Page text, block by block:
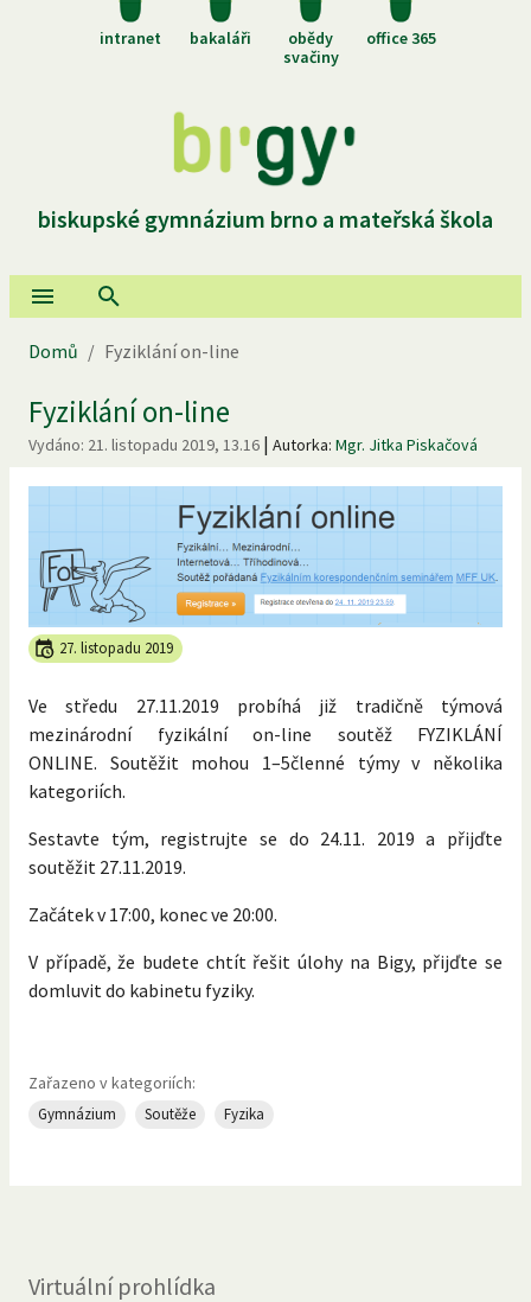
intranet bakaláři
obědy
svačiny
office 365
biskupské gymnázium brno a mateřská škola
Domů / Fyziklání on-line
Fyziklání on-line
Vydáno: 21. listopadu 2019, 13.16 | Autorka: Mgr. Jitka Piskačová
27. listopadu 2019
Ve středu 27.11.2019 probíhá již tradičně týmová
mezinárodní fyzikální on-line soutěž FYZIKLÁNÍ
ONLINE. Soutěžit mohou 1–5členné týmy v několika
kategoriích.
Sestavte tým, registrujte se do 24.11. 2019 a přijďte
soutěžit 27.11.2019.
Začátek v 17:00, konec ve 20:00.
V případě, že budete chtít řešit úlohy na Bigy, přijďte se
domluvit do kabinetu fyziky.
Zařazeno v kategoriích:
Gymnázium Soutěže Fyzika
Virtuální prohlídka